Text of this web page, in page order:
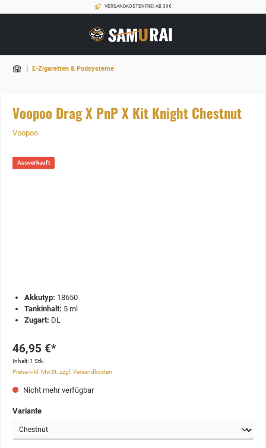
VERSANDKOSTENFREI AB 39€
| E-Zigaretten & Podsysteme
Voopoo Drag X PnP X Kit Knight Chestnut
Voopoo
Ausverkauft
Akkutyp: 18650
Tankinhalt: 5 ml
Zugart: DL
46,95 €*
Inhalt:1 Stk.
Preise inkl. MwSt. zzgl. Versandkosten
Nicht mehr verfügbar
Variante